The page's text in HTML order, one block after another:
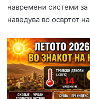
навремени системи
наведува во освртот